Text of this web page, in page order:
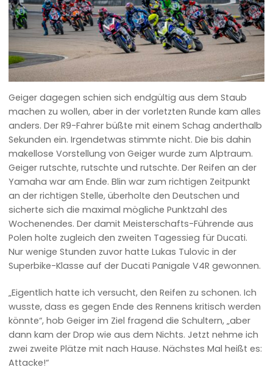
Geiger dagegen schien sich endgültig aus dem Staub
machen zu wollen, aber in der vorletzten Runde kam alles
anders. Der R9-Fahrer büßte mit einem Schag anderthalb
Sekunden ein. Irgendetwas stimmte nicht. Die bis dahin
makellose Vorstellung von Geiger wurde zum Alptraum.
Geiger rutschte, rutschte und rutschte. Der Reifen an der
Yamaha war am Ende. Blin war zum richtigen Zeitpunkt
an der richtigen Stelle, überholte den Deutschen und
sicherte sich die maximal mögliche Punktzahl des
Wochenendes. Der damit Meisterschafts-Führende aus
Polen holte zugleich den zweiten Tagessieg für Ducati.
Nur wenige Stunden zuvor hatte Lukas Tulovic in der
Superbike-Klasse auf der Ducati Panigale V4R gewonnen.
„Eigentlich hatte ich versucht, den Reifen zu schonen. Ich
wusste, dass es gegen Ende des Rennens kritisch werden
könnte“, hob Geiger im Ziel fragend die Schultern, „aber
dann kam der Drop wie aus dem Nichts. Jetzt nehme ich
zwei zweite Plätze mit nach Hause. Nächstes Mal heißt es:
Attacke!“